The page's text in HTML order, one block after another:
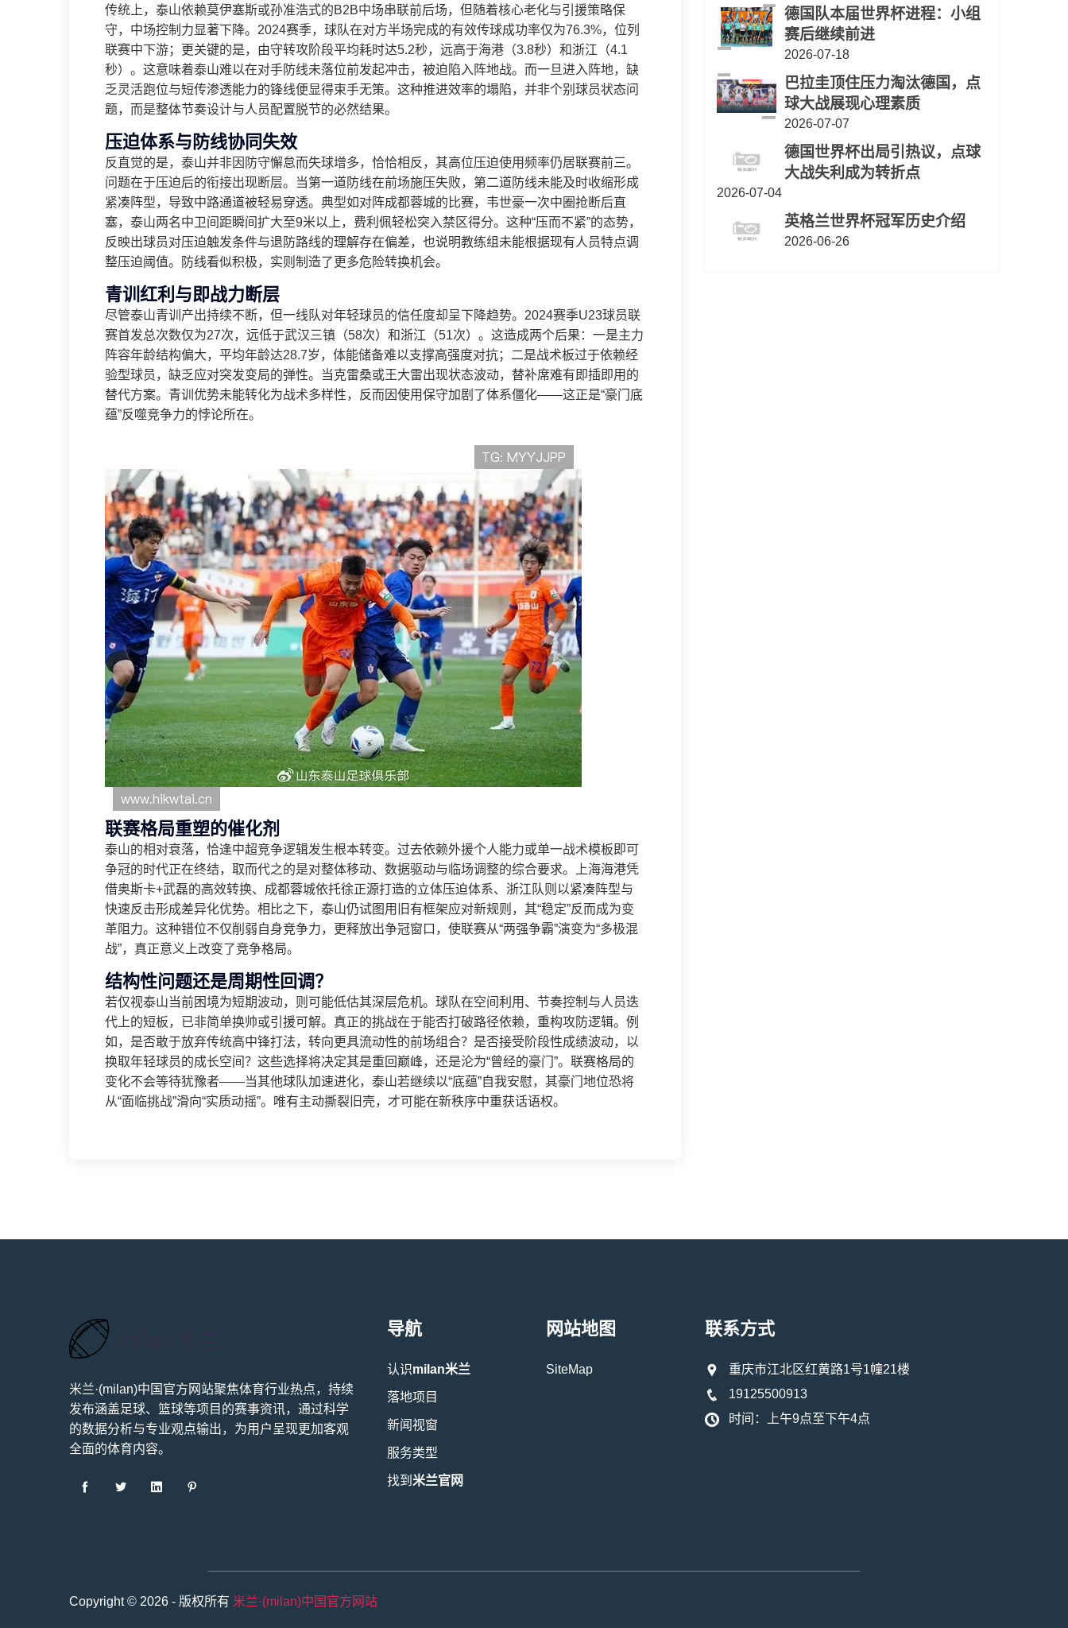
传统上，泰山依赖莫伊塞斯或孙准浩式的B2B中场串联前后场，但随着核心老化与引援策略保
守，中场控制力显著下降。2024赛季，球队在对方半场完成的有效传球成功率仅为76.3%，位列
联赛中下游；更关键的是，由守转攻阶段平均耗时达5.2秒，远高于海港（3.8秒）和浙江（4.1
秒）。这意味着泰山难以在对手防线未落位前发起冲击，被迫陷入阵地战。而一旦进入阵地，缺
乏灵活跑位与短传渗透能力的锋线便显得束手无策。这种推进效率的塌陷，并非个别球员状态问
题，而是整体节奏设计与人员配置脱节的必然结果。
压迫体系与防线协同失效
反直觉的是，泰山并非因防守懈怠而失球增多，恰恰相反，其高位压迫使用频率仍居联赛前三。
问题在于压迫后的衔接出现断层。当第一道防线在前场施压失败，第二道防线未能及时收缩形成
紧凑阵型，导致中路通道被轻易穿透。典型如对阵成都蓉城的比赛，韦世豪一次中圈抢断后直
塞，泰山两名中卫间距瞬间扩大至9米以上，费利佩轻松突入禁区得分。这种“压而不紧”的态势，
反映出球员对压迫触发条件与退防路线的理解存在偏差，也说明教练组未能根据现有人员特点调
整压迫阈值。防线看似积极，实则制造了更多危险转换机会。
青训红利与即战力断层
尽管泰山青训产出持续不断，但一线队对年轻球员的信任度却呈下降趋势。2024赛季U23球员联
赛首发总次数仅为27次，远低于武汉三镇（58次）和浙江（51次）。这造成两个后果：一是主力
阵容年龄结构偏大，平均年龄达28.7岁，体能储备难以支撑高强度对抗；二是战术板过于依赖经
验型球员，缺乏应对突发变局的弹性。当克雷桑或王大雷出现状态波动，替补席难有即插即用的
替代方案。青训优势未能转化为战术多样性，反而因使用保守加剧了体系僵化——这正是“豪门底
蕴”反噬竞争力的悖论所在。
联赛格局重塑的催化剂
泰山的相对衰落，恰逢中超竞争逻辑发生根本转变。过去依赖外援个人能力或单一战术模板即可
争冠的时代正在终结，取而代之的是对整体移动、数据驱动与临场调整的综合要求。上海海港凭
借奥斯卡+武磊的高效转换、成都蓉城依托徐正源打造的立体压迫体系、浙江队则以紧凑阵型与
快速反击形成差异化优势。相比之下，泰山仍试图用旧有框架应对新规则，其“稳定”反而成为变
革阻力。这种错位不仅削弱自身竞争力，更释放出争冠窗口，使联赛从“两强争霸”演变为“多极混
战”，真正意义上改变了竞争格局。
结构性问题还是周期性回调？
若仅视泰山当前困境为短期波动，则可能低估其深层危机。球队在空间利用、节奏控制与人员迭
代上的短板，已非简单换帅或引援可解。真正的挑战在于能否打破路径依赖，重构攻防逻辑。例
如，是否敢于放弃传统高中锋打法，转向更具流动性的前场组合？是否接受阶段性成绩波动，以
换取年轻球员的成长空间？这些选择将决定其是重回巅峰，还是沦为“曾经的豪门”。联赛格局的
变化不会等待犹豫者——当其他球队加速进化，泰山若继续以“底蕴”自我安慰，其豪门地位恐将
从“面临挑战”滑向“实质动摇”。唯有主动撕裂旧壳，才可能在新秩序中重获话语权。
德国队本届世界杯进程：小组
赛后继续前进
2026-07-18
巴拉圭顶住压力淘汰德国，点
球大战展现心理素质
2026-07-07
德国世界杯出局引热议，点球
大战失利成为转折点
2026-07-04
英格兰世界杯冠军历史介绍
2026-06-26
米兰·(milan)中国官方网站聚焦体育行业热点，持续
发布涵盖足球、篮球等项目的赛事资讯，通过科学
的数据分析与专业观点输出，为用户呈现更加客观
全面的体育内容。
导航
认识milan米兰
落地项目
新闻视窗
服务类型
找到 米兰官网
网站地图
SiteMap
联系方式
重庆市江北区红黄路1号1幢21楼
19125500913
时间：上午9点至下午4点
Copyright © 2026 - 版权所有 米兰·(milan)中国官方网站